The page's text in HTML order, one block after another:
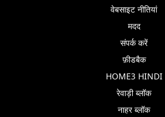
वेबसाइट नीतियां
मदद
संपर्क करें
फ़ीडबैक
HOME3 HINDI
रेवाड़ी ब्लॉक
नाहर ब्लॉक